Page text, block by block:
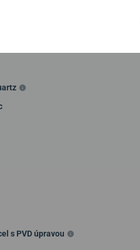
s PVD úpravou